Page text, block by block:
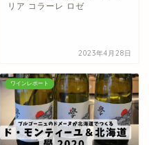
リア コラーレ ロゼ
2023年4月28日
ワインレポート